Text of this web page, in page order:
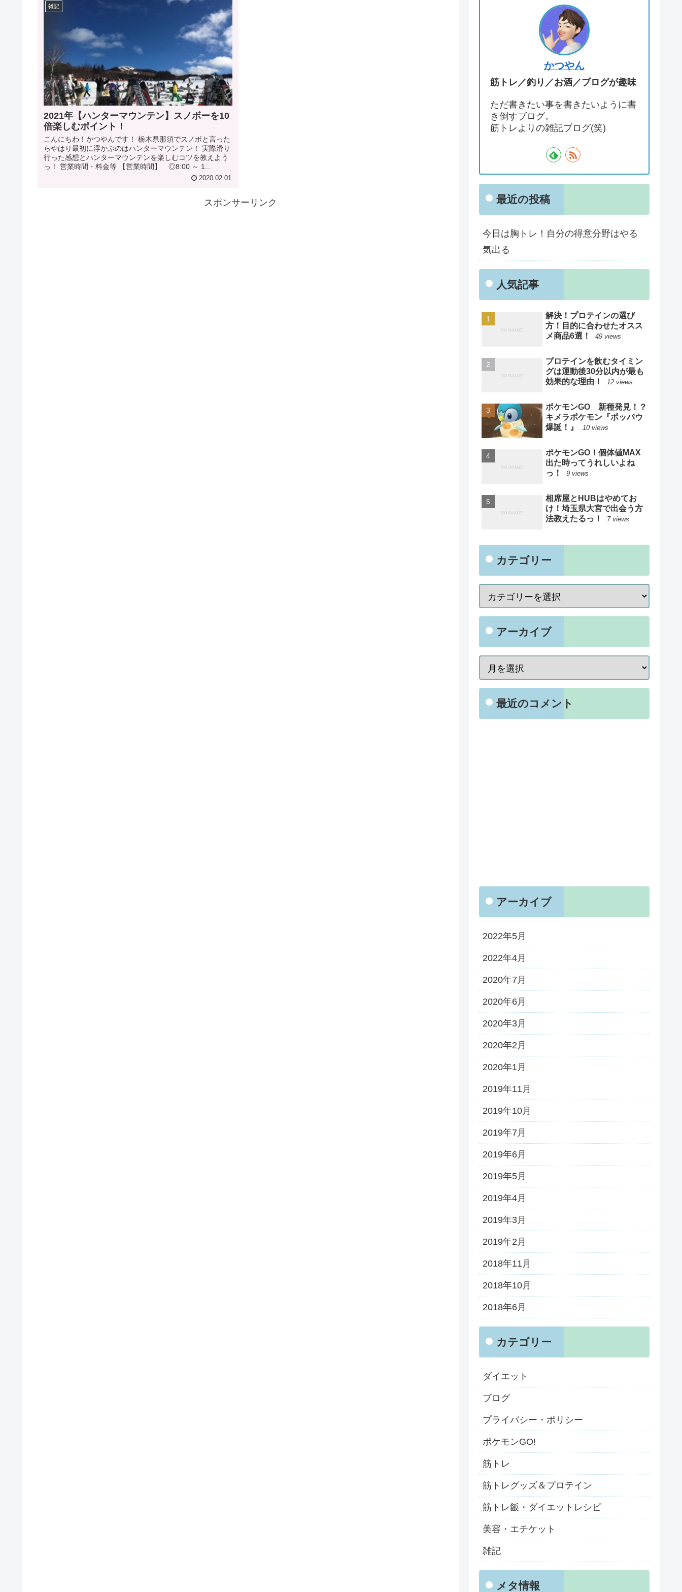
雑記
2021年【ハンターマウンテン】スノボーを10
倍楽しむポイント！
こんにちわ！かつやんです！ 栃木県那須でスノボと言った
らやはり最初に浮かぶのはハンターマウンテン！ 実際滑り
行った感想とハンターマウンテンを楽しむコツを教えよう
っ！ 営業時間・料金等 【営業時間】 ◎8:00 ～ 1...
2020.02.01
スポンサーリンク
かつやん
筋トレ／釣り／お酒／ブログが趣味
ただ書きたい事を書きたいように書
き倒すブログ。
筋トレよりの雑記ブログ(笑)
最近の投稿
今日は胸トレ！自分の得意分野はやる
気出る
人気記事
解決！プロテインの選び
方！目的に合わせたオスス
メ商品6選！
49 views
プロテインを飲むタイミン
グは運動後30分以内が最も
効果的な理由！
12 views
ポケモンGO 新種発見！？
キメラポケモン『ポッパウ
爆誕！』
10 views
ポケモンGO！個体値MAX
出た時ってうれしいよね
っ！
9 views
相席屋とHUBはやめてお
け！埼玉県大宮で出会う方
法教えたるっ！
7 views
カテゴリー
アーカイブ
最近のコメント
アーカイブ
2022年5月
2022年4月
2020年7月
2020年6月
2020年3月
2020年2月
2020年1月
2019年11月
2019年10月
2019年7月
2019年6月
2019年5月
2019年4月
2019年3月
2019年2月
2018年11月
2018年10月
2018年6月
カテゴリー
ダイエット
ブログ
プライバシー・ポリシー
ポケモンGO!
筋トレ
筋トレグッズ＆プロテイン
筋トレ飯・ダイエットレシピ
美容・エチケット
雑記
メタ情報